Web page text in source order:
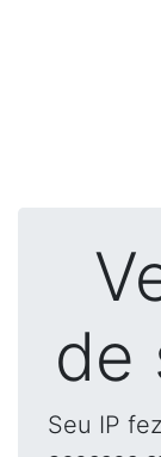
de
Seu IP